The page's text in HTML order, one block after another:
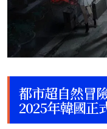
都市超自然冒
2025年韓國正